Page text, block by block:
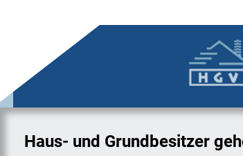
Haus- und Grundbesitzer